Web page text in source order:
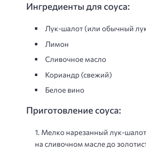
Ингредиенты для соуса:
Лук-шалот (или обычный
Лимон
Сливочное масло
Кориандр (свежий)
Белое вино
Приготовление соуса:
Мелко нарезанный лук-
на сливочном масле до